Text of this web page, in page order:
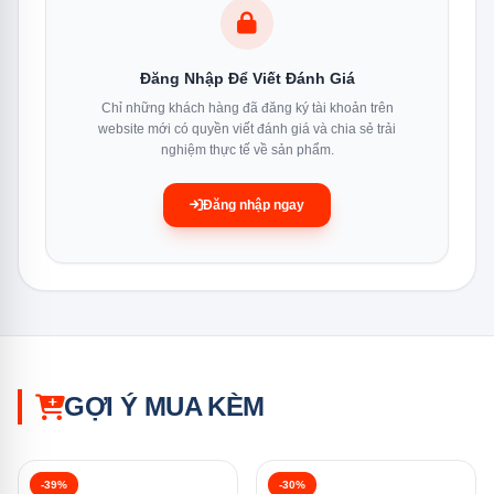
Màn hình điều khiển ứng dụng cảm ứng thông minh
Đăng Nhập Để Viết Đánh Giá
Chỉ những khách hàng đã đăng ký tài khoản trên
website mới có quyền viết đánh giá và chia sẻ trải
nghiệm thực tế về sản phẩm.
Đăng nhập ngay
GỢI Ý MUA KÈM
-39% -30%